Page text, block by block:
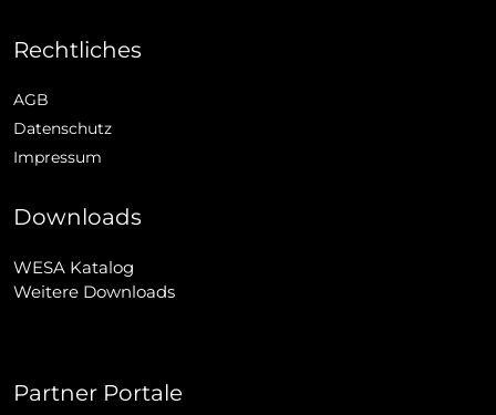
Rechtliches
AGB
Datenschutz
Impressum
Downloads
WESA Katalog
Weitere Downloads
Partner Portale